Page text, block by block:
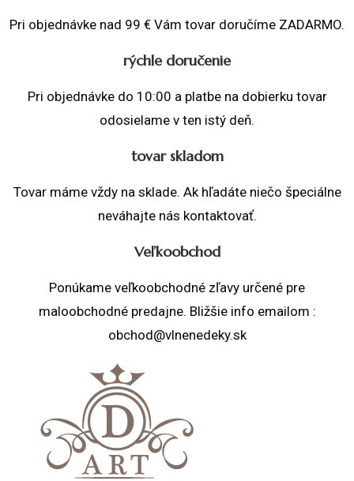
Pri objednávke nad 99 € Vám tovar doručíme ZADARMO.
rýchle doručenie
Pri objednávke do 10:00 a platbe na dobierku tovar
odosielame v ten istý deň.
tovar skladom
Tovar máme vždy na sklade. Ak hľadáte niečo špeciálne
neváhajte nás kontaktovať.
Veľkoobchod
Ponúkame veľkoobchodné zľavy určené pre
maloobchodné predajne. Bližšie info emailom :
obchod@vlnenedeky.sk